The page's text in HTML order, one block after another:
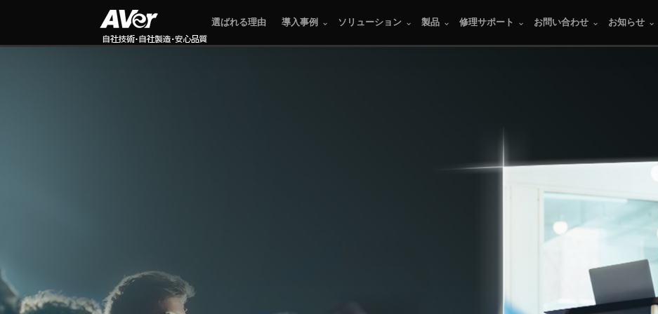
選ばれる理由 導入事例 ソリューション 製品 修理サポート お問い合わせ お知らせ